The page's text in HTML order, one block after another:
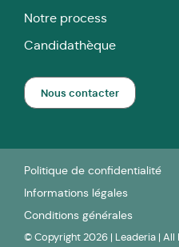
Notre process
Candidathèque
Nous contacter
Politique de confidentialité
Informations légales
Conditions générales
© Copyright 2026 | Leaderia | All